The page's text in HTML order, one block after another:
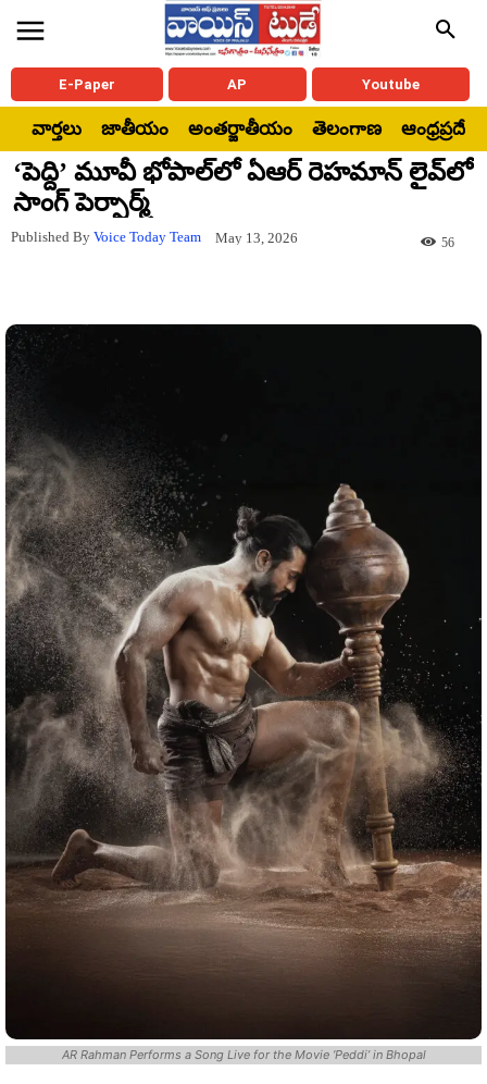
E-Paper AP Youtube
వార్తలు జాతీయం అంతర్జాతీయం తెలంగాణ ఆంధ్రప్రదేశ్
‘పెద్ది’ మూవీ భోపాల్‌లో ఏఆర్ రెహమాన్ లైవ్‌లో
సాంగ్ పెర్ఫార్మ్
Published By Voice Today Team May 13, 2026 56
AR Rahman Performs a Song Live for the Movie ‘Peddi’ in Bhopal